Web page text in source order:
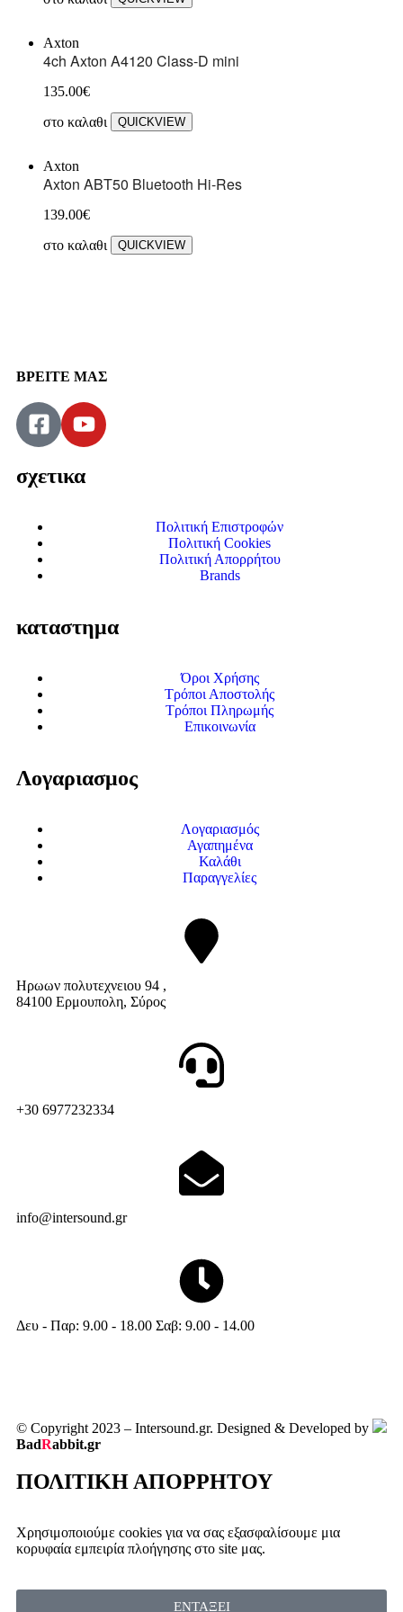
Axton
4ch Axton A4120 Class-D mini
135.00€
στο καλαθι
QUICKVIEW
Axton
Axton ABT50 Bluetooth Hi-Res
139.00€
στο καλαθι
QUICKVIEW
Ηρωων πολυτεχνειου 94 ,
84100 Ερμουπολη, Σύρος
+30 6977232334
info@intersound.gr
Δευ - Παρ: 9.00 - 18.00 Σαβ: 9.00 - 14.00
Λογαριασμος
Λογαριασμός
Αγαπημένα
Καλάθι
Παραγγελίες
καταστημα
Όροι Χρήσης
Τρόποι Αποστολής
Τρόποι Πληρωμής
Επικοινωνία
σχετικα
Πολιτική Επιστροφών
Πολιτική Cookies
Πολιτική Απορρήτου
Brands
ΒΡΕΙΤΕ ΜΑΣ
© Copyright 2023 – Intersound.gr. Designed & Developed by
BadRabbit.gr
ΠΟΛΙΤΙΚΗ ΑΠΟΡΡΗΤΟΥ
Χρησιμοποιούμε cookies για να σας εξασφαλίσουμε μια
κορυφαία εμπειρία πλοήγησης στο site μας.
ΕΝΤΑΞΕΙ